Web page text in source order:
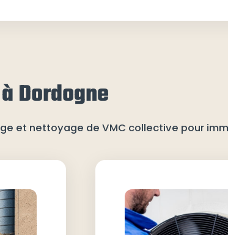
Dordogne
et nettoyage de VMC collective pour